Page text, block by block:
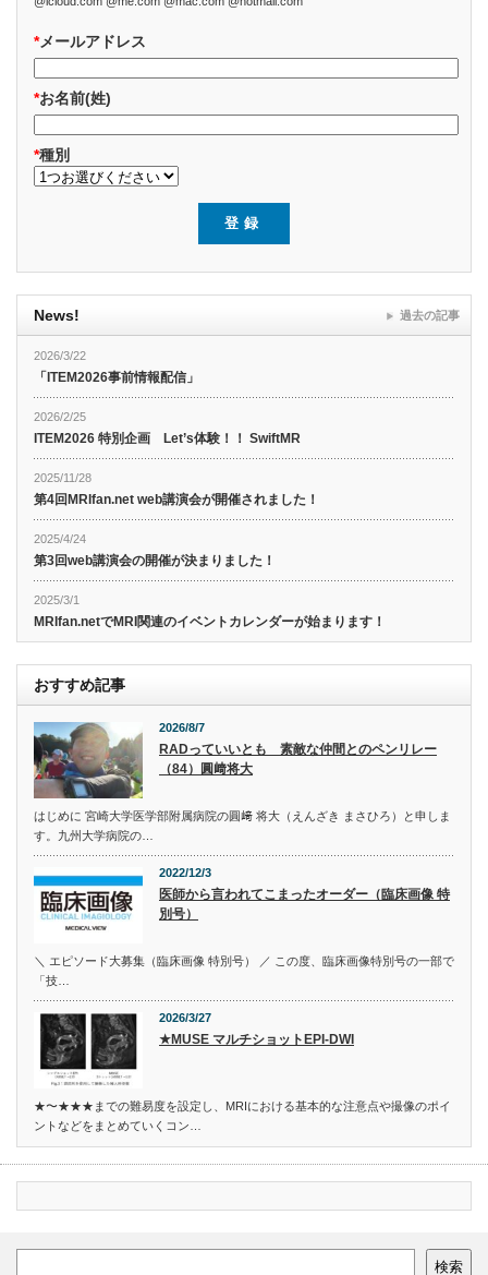
*メールアドレス
*お名前(姓)
*種別
News!
2026/3/22
「ITEM2026事前情報配信」
2026/2/25
ITEM2026 特別企画 Let’s体験！！ SwiftMR
2025/11/28
第4回MRIfan.net web講演会が開催されました！
2025/4/24
第3回web講演会の開催が決まりました！
2025/3/1
MRIfan.netでMRI関連のイベントカレンダーが始まります！
過去の記事
おすすめ記事
2026/8/7
RADっていいとも 素敵な仲間とのペンリレー
（84）圓﨑将大
はじめに 宮崎大学医学部附属病院の圓﨑 将大（えんざき まさひろ）と申しま
す。九州大学病院の…
2022/12/3
医師から言われてこまったオーダー（臨床画像 特
別号）
＼ エピソード大募集（臨床画像 特別号） ／ この度、臨床画像特別号の一部で
「技…
2026/3/27
★MUSE マルチショットEPI-DWI
★〜★★★までの難易度を設定し、MRIにおける基本的な注意点や撮像のポイ
ントなどをまとめていくコン…
検索